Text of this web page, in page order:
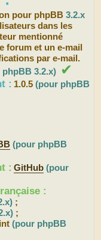
pour phpBB3.2.x
dans les
mentionné
forum et un e-mail
par e-mail.
3.2.x) ✔
: 1.0.5(pour phpBB
(pour phpBB
: GitHub (pour
:
;
;
(pour phpBB